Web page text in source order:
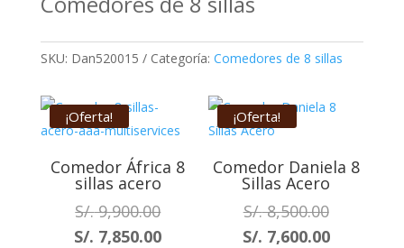
SKU: Dan520015 Categoría: Comedores de 8 sillas
¡Oferta!
Comedor África 8
sillas acero
S/.9,900.00El
precio
S/. 7,850.00El
¡Oferta!
Comedor Daniela 8
Sillas Acero
S/.8,500.00El
precio
S/. 7,600.00El